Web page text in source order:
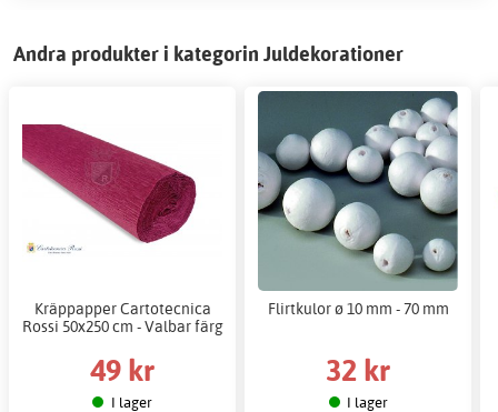
Andra produkter i kategorin Juldekorationer
Kräppapper Cartotecnica
Rossi 50x250 cm - Valbar färg
49 kr
I lager
Flirtkulor ø 10 mm - 70 mm
32 kr
I lager